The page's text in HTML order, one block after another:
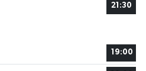
21:30
19:00